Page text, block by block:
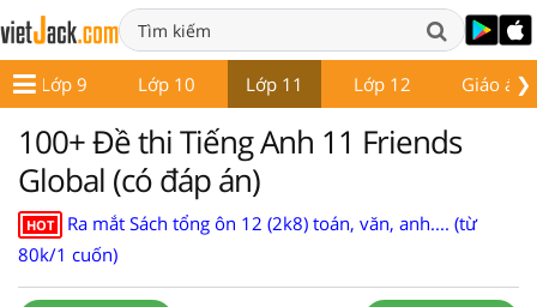
❯
Lớp 9 Lớp 10 Lớp 11 Lớp 12 Giáo án
100+ Đề thi Tiếng Anh 11 Friends
Global (có đáp án)
HOT
Ra mắt Sách tổng ôn 12 (2k8) toán, văn, anh.... (từ
80k/1 cuốn)